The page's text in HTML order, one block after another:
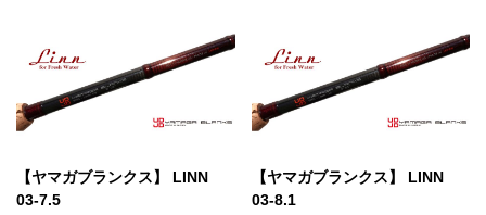
【ヤマガブランクス】 LINN
03-7.5
【ヤマガブランクス】 LINN
03-8.1